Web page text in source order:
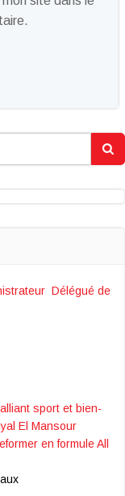
Délégué de
sport et bien-
El Mansour
en formule All